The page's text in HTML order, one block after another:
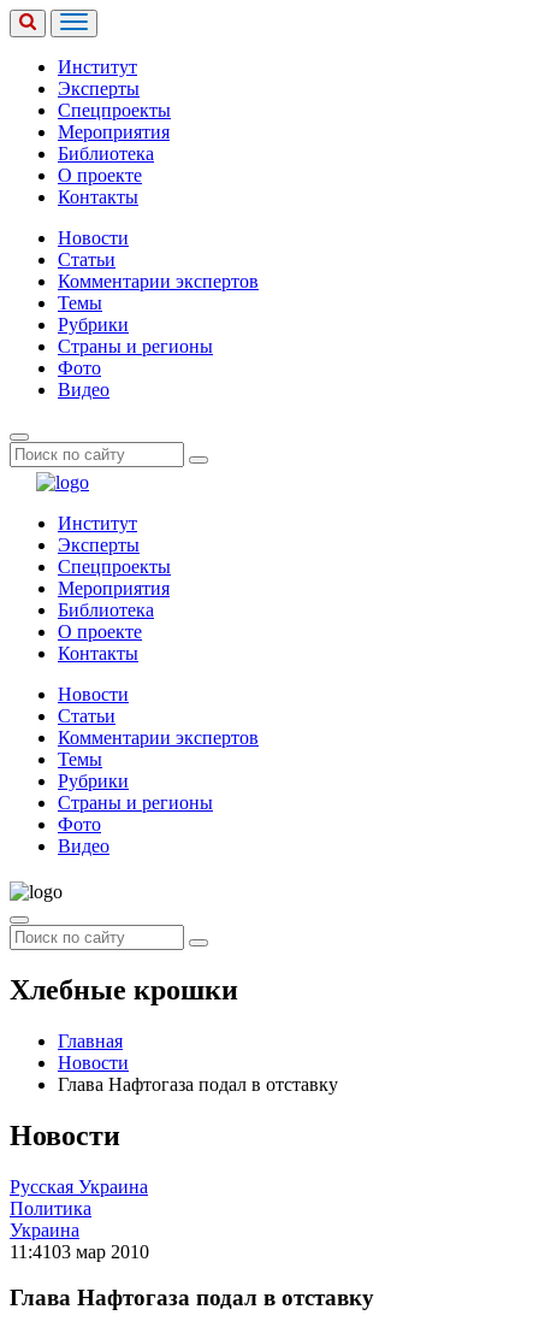
Институт
Эксперты
Спецпроекты
Мероприятия
Библиотека
О проекте
Контакты
Новости
Статьи
Комментарии экспертов
Темы
Рубрики
Страны и регионы
Фото
Видео
Институт
Эксперты
Спецпроекты
Мероприятия
Библиотека
О проекте
Контакты
Новости
Статьи
Комментарии экспертов
Темы
Рубрики
Страны и регионы
Фото
Видео
Хлебные крошки
Главная
Новости
Глава Нафтогаза подал в отставку
Новости
Русская Украина
Политика
Украина
11:4103 мар 2010
Глава Нафтогаза подал в отставку